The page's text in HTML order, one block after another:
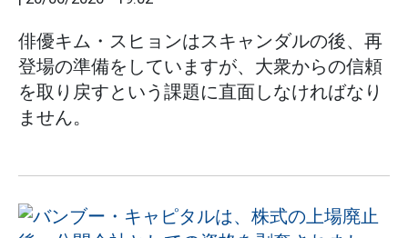
俳優キム・スヒョンはスキャンダルの後、再
登場の準備をしていますが、大衆からの信頼
を取り戻すという課題に直面しなければなり
ません。